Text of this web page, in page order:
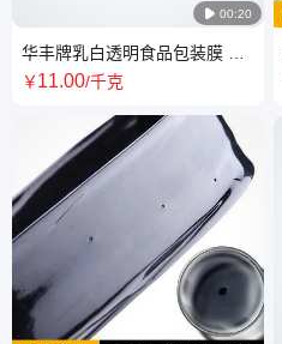
 00:20
华丰牌乳白透明食品包装膜 食
品袋 复合膜 原膜基材
￥11.00/千克